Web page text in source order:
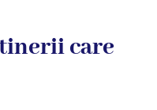
care